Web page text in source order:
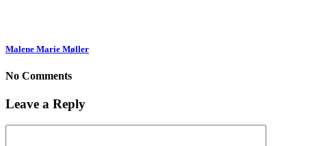
Malene Marie Møller
No Comments
Leave a Reply